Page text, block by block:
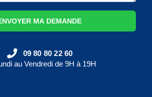
MA DEMANDE
09 80 80 22 60
au Vendredi de 9H à 19H